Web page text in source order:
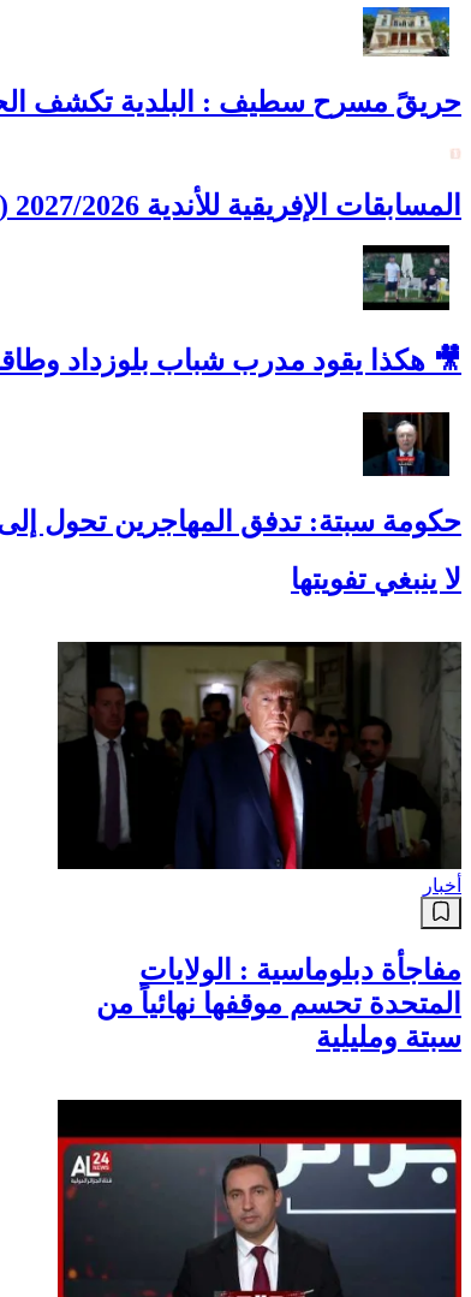
حريقً مسرح سطيف : البلدية تكشف
المسابقات الإفريقية للأندية 2027/2026 (الأدوار التمهيدية): الأندية الجزائرية تتعرف على منافسيها
🎥 هكذا يقود مدرب شباب بلوزداد
حكومة سبتة: تدفق المهاجرين تحول إلى
لا ينبغي تفويتها
أخبار
مفاجأة دبلوماسية : الولايات
المتحدة تحسم موقفها نهائياً من
سبتة ومليلية